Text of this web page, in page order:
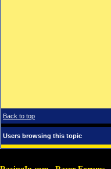
Back to top
Users browsing this topic